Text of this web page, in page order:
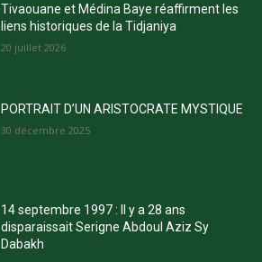
Tivaouane et Médina Baye réaffirment les
liens historiques de la Tidjaniya
20 juillet 2026
PORTRAIT D’UN ARISTOCRATE MYSTIQUE
30 décembre 2025
14 septembre 1997 : Il y a 28 ans
disparaissait Serigne Abdoul Aziz Sy
Dabakh